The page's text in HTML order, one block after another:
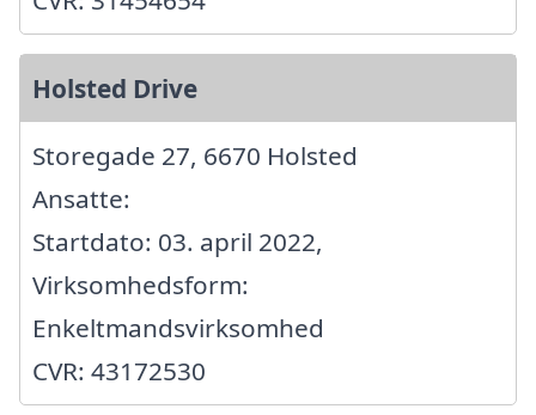
Holsted Drive
Storegade 27, 6670 Holsted
Ansatte:
Startdato: 03. april 2022,
Virksomhedsform:
Enkeltmandsvirksomhed
CVR: 43172530